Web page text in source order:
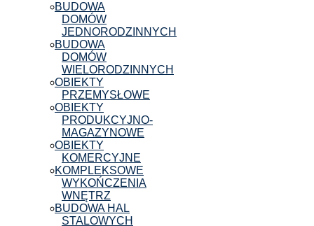
BUDOWA
DOMÓW
JEDNORODZINNYCH
BUDOWA
DOMÓW
WIELORODZINNYCH
OBIEKTY
PRZEMYSŁOWE
OBIEKTY
PRODUKCYJNO-
MAGAZYNOWE
OBIEKTY
KOMERCYJNE
KOMPLEKSOWE
WYKOŃCZENIA
WNĘTRZ
BUDOWA HAL
STALOWYCH